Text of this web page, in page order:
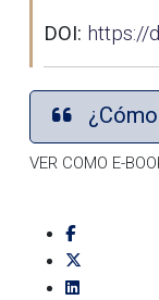
DOI: https://
VER COMO E-